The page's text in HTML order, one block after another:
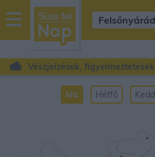
sussfelnap.hu
időjárás
Vészjelzések, figyelmeztetések
Ma Hétfő Kedd